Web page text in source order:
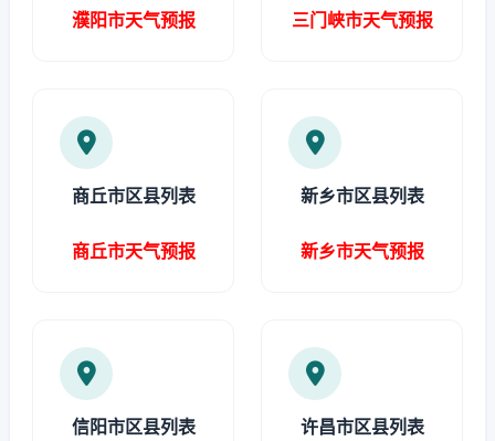
濮阳市天气预报 三门峡市天气预报
商丘市区县列表
商丘市天气预报
新乡市区县列表
新乡市天气预报
信阳市区县列表 许昌市区县列表